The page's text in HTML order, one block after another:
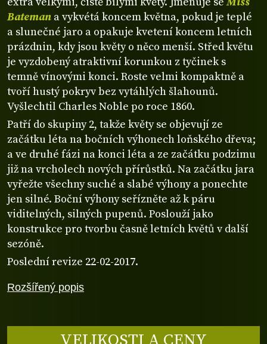
Rozšířený popis
Bateman a vykvétá koncem května, pokud je teplé
a slunečné jaro a opakuje kvetení koncem letních
prázdnin, kdy jsou květy o něco menší. Střed květu
je vyzdobený atraktivní korunkou z tyčinek s
temně vínovými konci. Roste velmi kompaktně a
tvoří hustý pokryv bez vytáhlých šlahounů.
Vyšlechtil Charles Noble po roce 1860.
Patří do skupiny 2, takže květy se objevují ze
začátku léta na bočních výhonech loňského dřeva;
a ve druhé fázi na konci léta a ze začátku podzimu
již na vrcholech nových přírůstků. Na začátku jara
vyřežte všechny suché a slabé výhony a ponechte
jen silné. Boční výhony seřízněte až k páru
viditelných, silných pupenů. Poslouží jako
konstrukce pro tvorbu časně letních květů v další
sezóně.
Poslední revize 22-02-2017.